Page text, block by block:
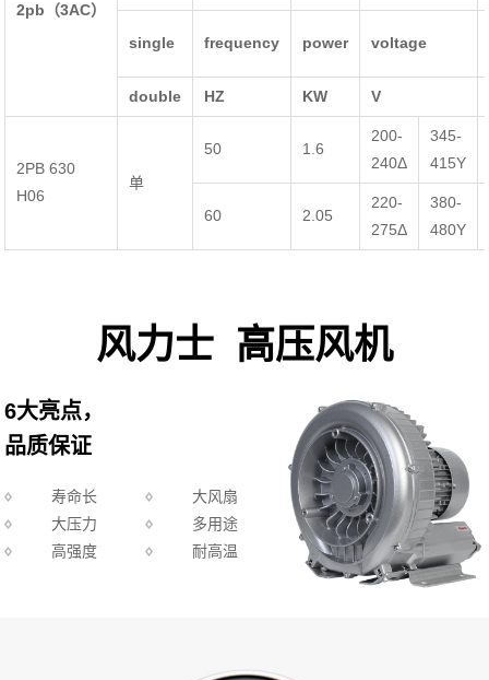
2pb（3AC）
single frequency power voltage
double HZ KW V
2PB 630
H06
单
50 1.6
200-
240Δ
345-
415Y
60 2.05
220-
275Δ
380-
480Y
风力士 高压风机
6大亮点，
品质保证
寿命长
大压力
高强度
大风扇
多用途
耐高温